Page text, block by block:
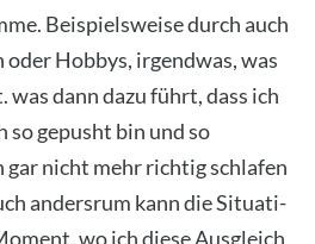
Bei­spiels­wei­se durch auch
Hob­bys, irgend­was, was
was dann dazu führt, dass ich
so gepusht bin und so
gar nicht mehr rich­tig schla­fen
anders­rum kann die Situa­ti­
wo ich die­se Aus­gleich